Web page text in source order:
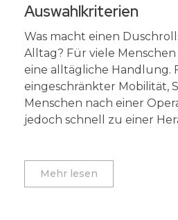
Auswahlkriterien
Was macht einen
Alltag? Für viele Menschen
eine alltägliche Handlung.
eingeschränkter Mobilität,
Menschen nach einer
jedoch schnell zu einer
Mehr lesen